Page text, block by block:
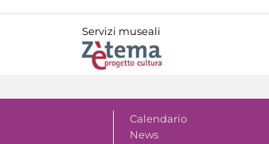
Servizi museali
Calendario
News